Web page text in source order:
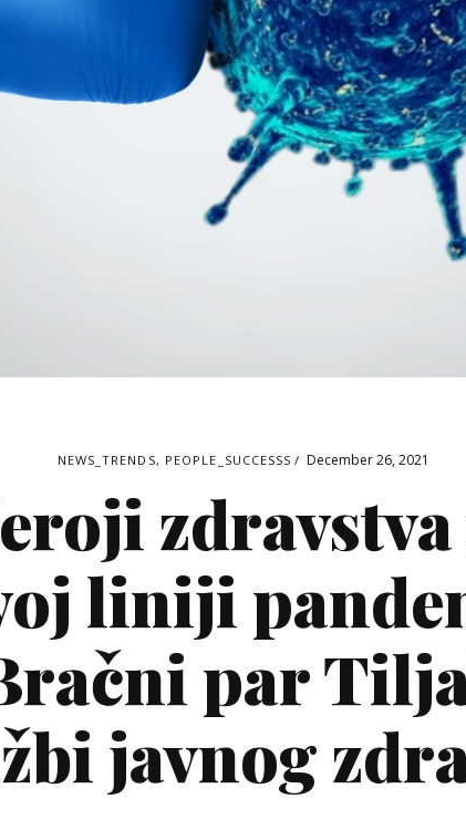
NEWS_TRENDS, PEOPLE_SUCCESSS December 26, 2021
zdravstva
liniji
par
javnog